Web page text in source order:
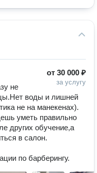
от 30 000 ₽
за услугу
не
воды и лишней
не на манекенах).
уметь правильно
других обучение,а
в салон.
по барберингу.